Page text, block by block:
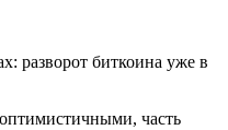
часть